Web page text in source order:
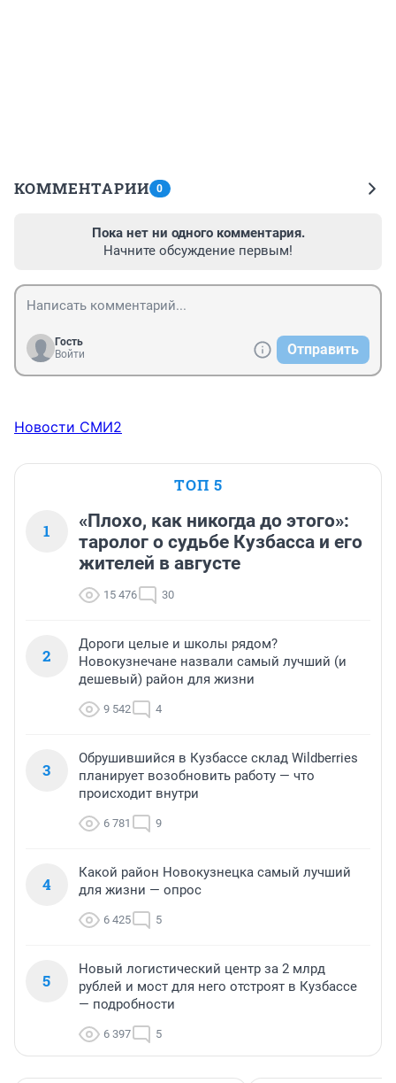
КОММЕНТАРИИ 0
Пока нет ни одного комментария.
Начните обсуждение первым!
Гость
Войти
Отправить
Новости СМИ2
ТОП 5
1
«Плохо, как никогда до этого»:
таролог о судьбе Кузбасса и его
жителей в августе
15 476 30
2
Дороги целые и школы рядом?
Новокузнечане назвали самый лучший (и
дешевый) район для жизни
9 542 4
3
Обрушившийся в Кузбассе склад Wildberries
планирует возобновить работу — что
происходит внутри
6 781 9
4
Какой район Новокузнецка самый лучший
для жизни — опрос
6 425 5
5
Новый логистический центр за 2 млрд
рублей и мост для него отстроят в Кузбассе
— подробности
6 397 5